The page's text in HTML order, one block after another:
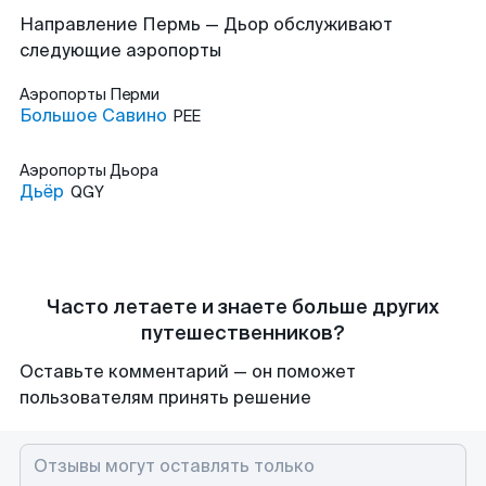
Направление Пермь — Дьор обслуживают
следующие аэропорты
Аэропорты Перми
Большое Савино PEE
Аэропорты Дьора
Дьёр QGY
Часто летаете и знаете больше других
путешественников?
Оставьте комментарий — он поможет
пользователям принять решение